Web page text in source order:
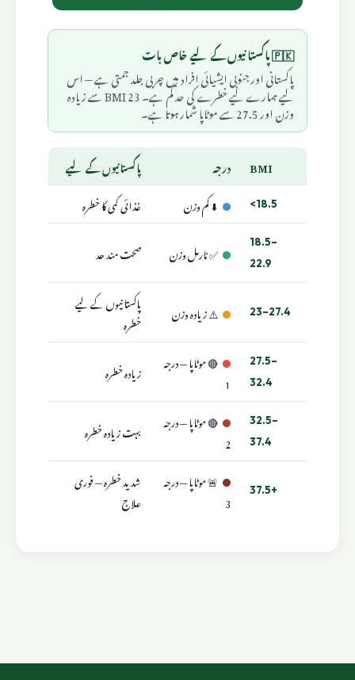
🇵🇰 پاکستانیوں کے لیے خاص بات
پاکستانی اور جنوبی ایشیائی افراد میں چربی جلد جمتی ہے — اس
لیے ہمارے لیے خطرے کی حد کم ہے۔ BMI 23 سے زیادہ
وزن اور 27.5 سے موٹاپا شمار ہوتا ہے۔
BMI درجہ پاکستانیوں کے لیے
<18.5 ⬇️ کم وزن غذائی کمی کا خطرہ
18.5–
22.9
✅ نارمل وزن صحت مند حد
23–27.4 ⚠️ زیادہ وزن
پاکستانیوں کے لیے
خطرہ
27.5–
32.4
🔴 موٹاپا — درجہ
1
زیادہ خطرہ
32.5–
37.4
🔴 موٹاپا — درجہ
2
بہت زیادہ خطرہ
37.5+
🚨 موٹاپا — درجہ
3
شدید خطرہ — فوری
علاج